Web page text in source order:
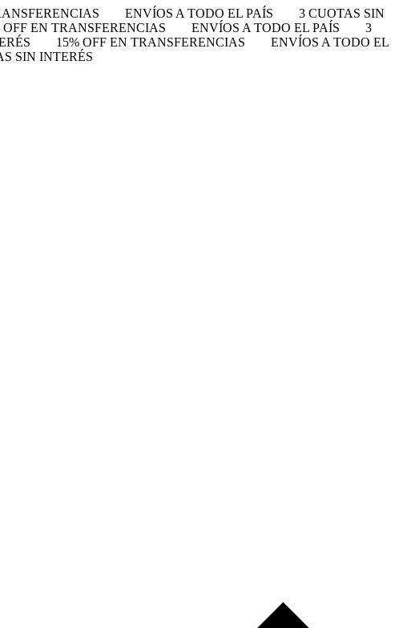
ENVÍOS A TODO EL PAÍS
3 CUOTAS SIN
OFF EN TRANSFERENCIAS ENVÍOS A TODO EL PAÍS
3
15% OFF EN TRANSFERENCIAS
ENVÍOS A TODO EL
SIN INTERÉS